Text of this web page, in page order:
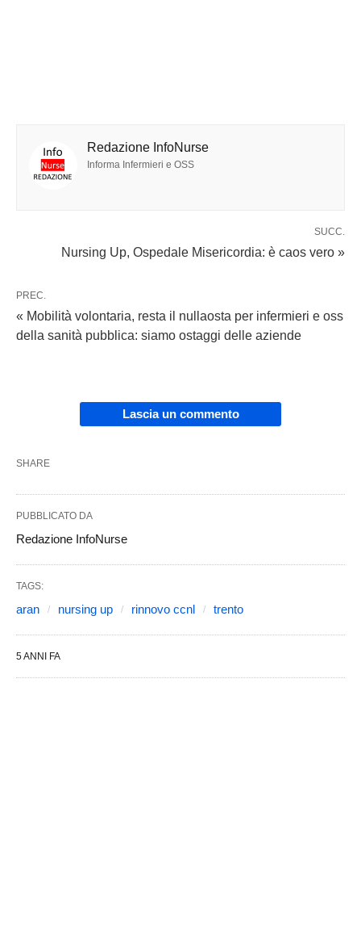
Redazione InfoNurse
Informa Infermieri e OSS
SUCC.
Nursing Up, Ospedale Misericordia: è caos vero »
PREC.
« Mobilità volontaria, resta il nullaosta per infermieri e oss
della sanità pubblica: siamo ostaggi delle aziende
Lascia un commento
SHARE
PUBBLICATO DA
Redazione InfoNurse
TAGS:
aran nursing up rinnovo ccnl trento
5 ANNI FA